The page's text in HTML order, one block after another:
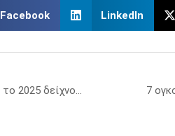
Facebook LinkedIn
Ιλαρά στην Ευρώπη: Μείωση των κρουσμάτων το 2025 δείχνουν τα στοιχεία του ECDC 7